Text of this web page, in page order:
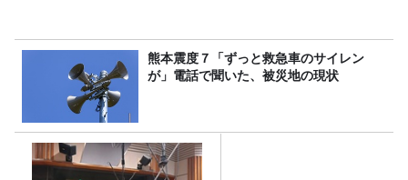
熊本震度７「ずっと救急車のサイレン
が」電話で聞いた、被災地の現状